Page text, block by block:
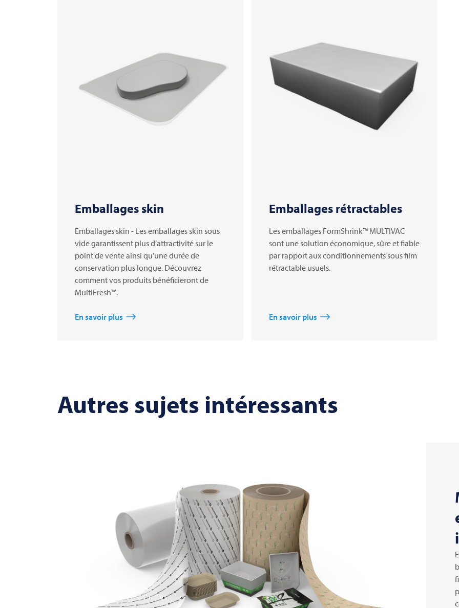
Emballages skin
Emballages skin - Les emballages skin sous
vide garantissent plus d’attractivité sur le
point de vente ainsi qu’une durée de
conservation plus longue. Découvrez
comment vos produits bénéficieront de
MultiFresh™.
En savoir plus
Emballages rétractables
Les emballages FormShrink™ MULTIVAC
sont une solution économique, sûre et fiable
par rapport aux conditionnements sous film
rétractable usuels.
En savoir plus
Autres sujets intéressants